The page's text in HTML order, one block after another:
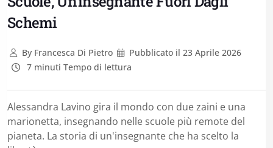
Schemi
ByFrancesca Di Pietro Pubblicato il 23 Aprile 2026
7 minuti Tempo di lettura
Alessandra Lavino gira il mondo con due zaini e una
marionetta, insegnando nelle scuole più remote del
pianeta. La storia di un'insegnante che ha scelto la